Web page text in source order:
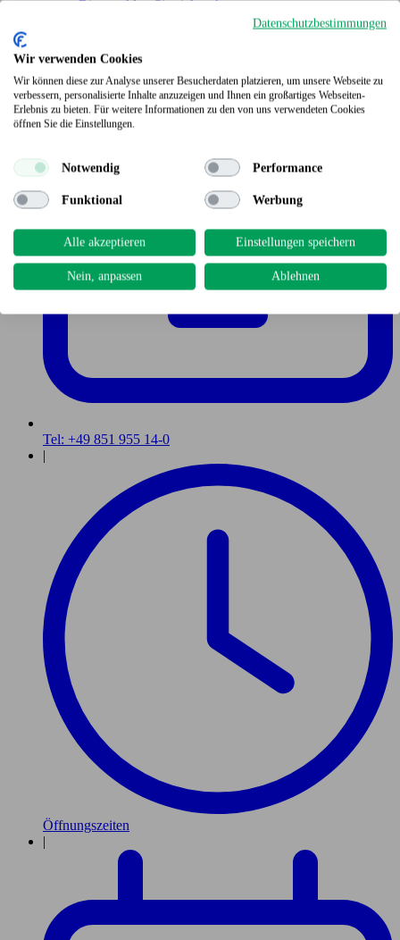
Bitte melden Sie sich an!
Tel: +49 851 955 14-0
|
Öffnungszeiten
|
Datenschutzbestimmungen
Wir verwenden Cookies
Wir können diese zur Analyse unserer Besucherdaten platzieren, um unsere Webseite zu
verbessern, personalisierte Inhalte anzuzeigen und Ihnen ein großartiges Webseiten-
Erlebnis zu bieten. Für weitere Informationen zu den von uns verwendeten Cookies
öffnen Sie die Einstellungen.
Notwendig Performance
Funktional Werbung
Alle akzeptieren Einstellungen speichern
Nein, anpassen Ablehnen